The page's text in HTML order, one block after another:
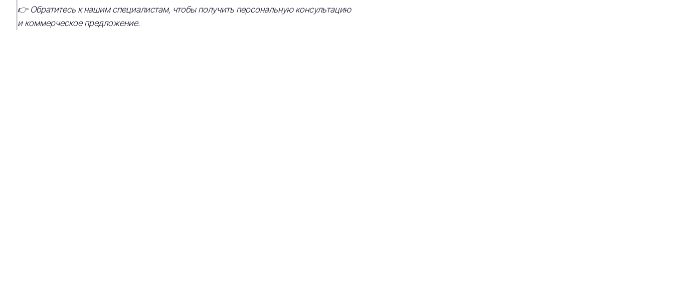
👉 Обратитесь к нашим специалистам, чтобы получить персональную консультацию
и коммерческое предложение.